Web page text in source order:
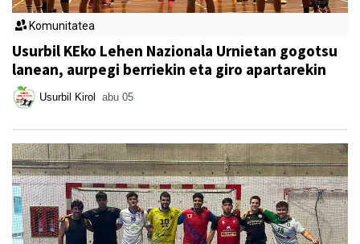
Komunitatea
Usurbil KEko Lehen Nazionala Urnietan gogotsu
lanean, aurpegi berriekin eta giro apartarekin
Usurbil Kirol abu 05